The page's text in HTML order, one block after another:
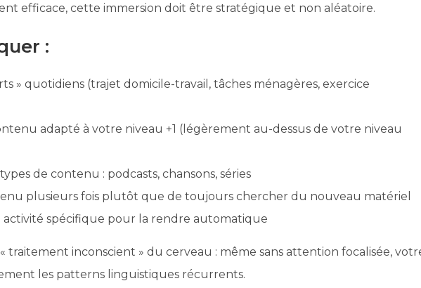
efficace, cette immersion doit être stratégique et non aléatoire.
:
» quotidiens (trajet domicile-travail, tâches ménagères, exercice
adapté à votre niveau +1 (légèrement au-dessus de votre niveau
de contenu : podcasts, chansons, séries
plusieurs fois plutôt que de toujours chercher du nouveau matériel
spécifique pour la rendre automatique
traitement inconscient » du cerveau : même sans attention focalisée,
les patterns linguistiques récurrents.